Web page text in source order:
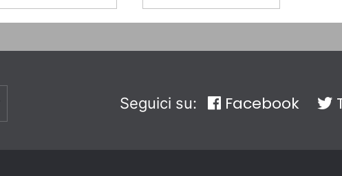
Seguici su: Facebook